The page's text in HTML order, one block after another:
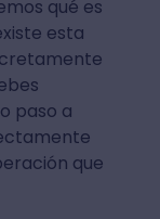
qué es
esta
paso a
que